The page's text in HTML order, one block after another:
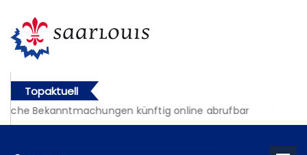
Topaktuell
Bekanntmachungen künftig online abrufbar